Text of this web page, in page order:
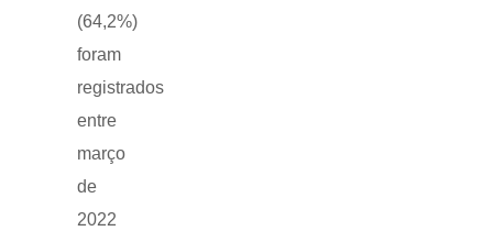
(64,2%)
foram
registrados
entre
março
de
2022